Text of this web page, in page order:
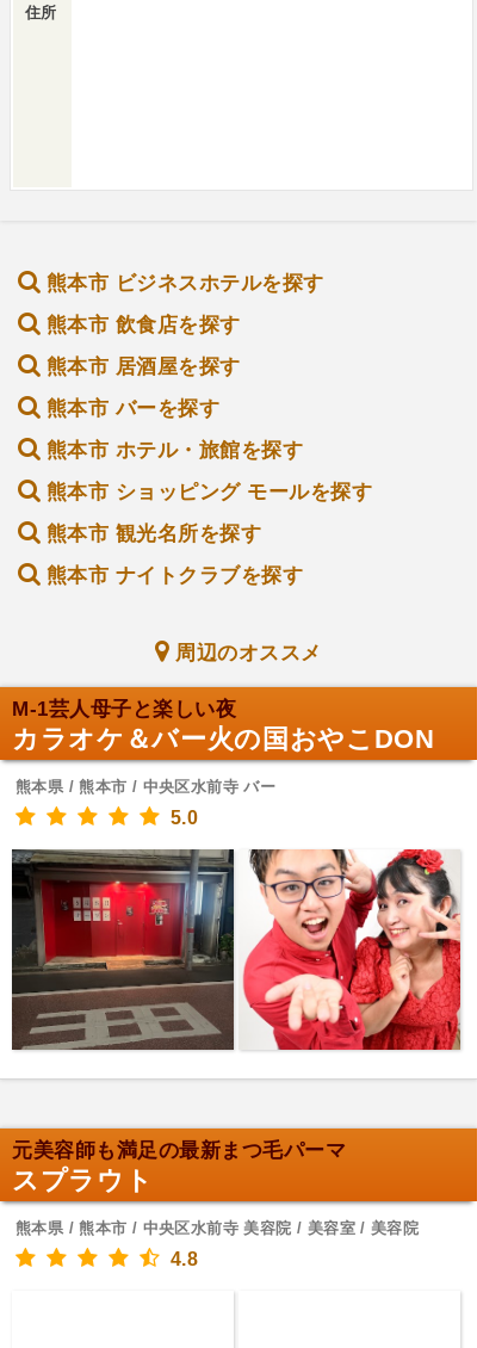
住所
熊本市 ビジネスホテルを探す
熊本市 飲食店を探す
熊本市 居酒屋を探す
熊本市 バーを探す
熊本市 ホテル・旅館を探す
熊本市 ショッピング モールを探す
熊本市 観光名所を探す
熊本市 ナイトクラブを探す
周辺のオススメ
M-1芸人母子と楽しい夜
カラオケ＆バー火の国おやこDON
熊本県 / 熊本市 / 中央区水前寺 バー
5.0
元美容師も満足の最新まつ毛パーマ
スプラウト
熊本県 / 熊本市 / 中央区水前寺 美容院 / 美容室 / 美容院
4.8